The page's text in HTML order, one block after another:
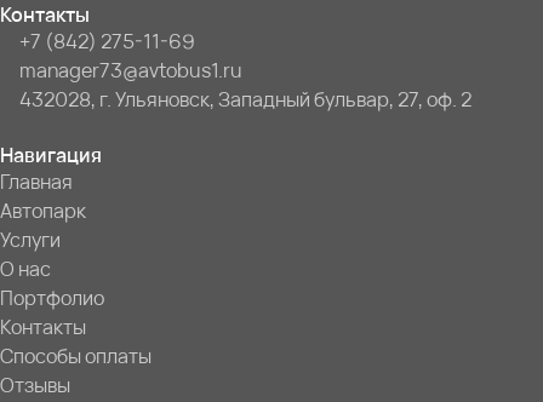
Контакты
+7 (842) 275-11-69
manager73@avtobus1.ru
432028, г. Ульяновск, Западный бульвар, 27, оф. 2
Навигация
Главная
Автопарк
Услуги
О нас
Портфолио
Контакты
Способы оплаты
Отзывы